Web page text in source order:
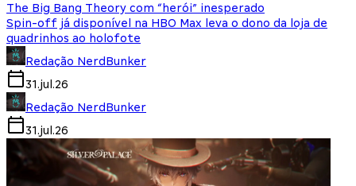
The Big Bang Theory com “herói” inesperado
Spin-off já disponível na HBO Max leva o dono da loja de
quadrinhos ao holofote
Redação NerdBunker
31.jul.26
Redação NerdBunker
31.jul.26